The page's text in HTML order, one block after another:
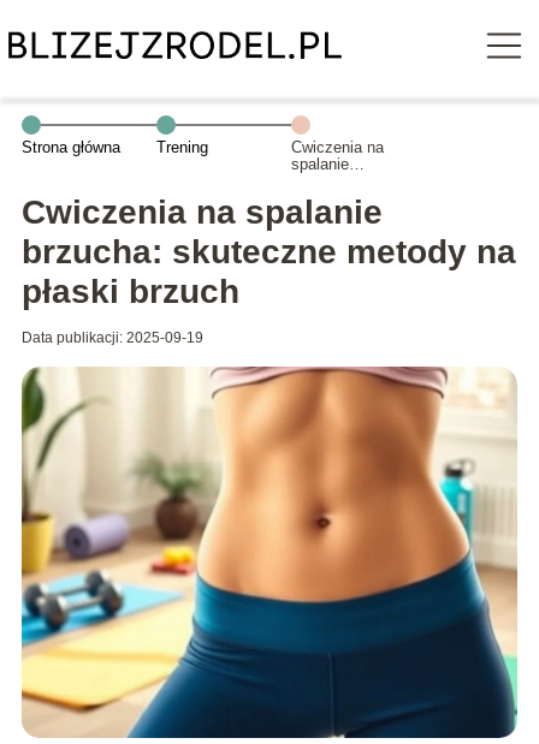
Strona główna Trening
Cwiczenia na
spalanie
skuteczne
metody na
Cwiczenia na spalanie
brzucha: skuteczne metody na
płaski brzuch
Data publikacji: 2025-09-19